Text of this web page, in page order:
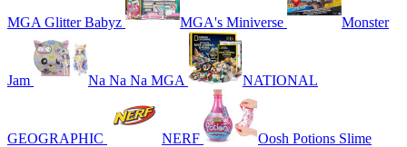
MGA Glitter Babyz MGA's Miniverse Monster
Jam Na Na Na MGA NATIONAL
GEOGRAPHIC NERF Oosh Potions Slime